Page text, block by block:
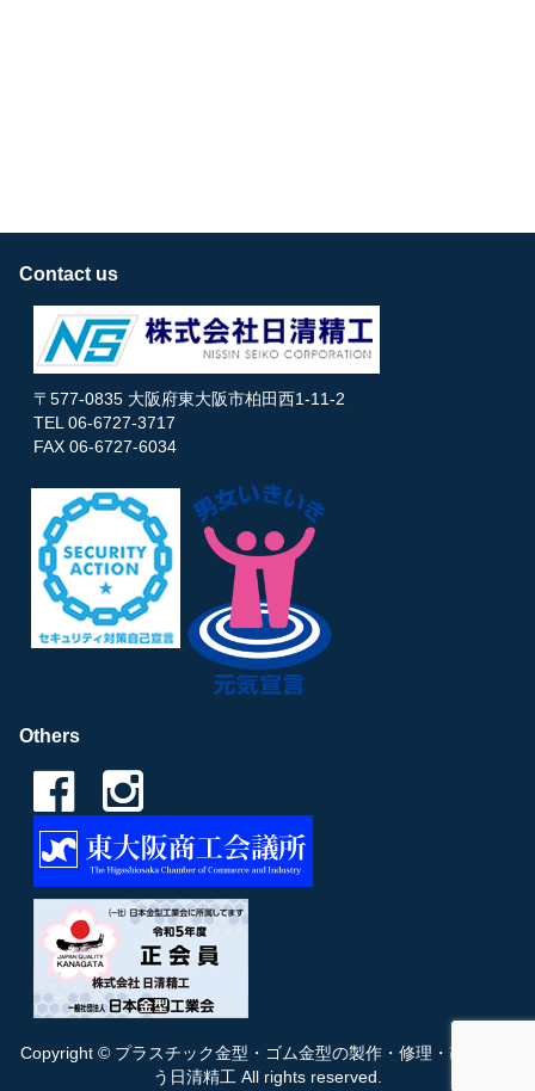
Contact us
〒577-0835 大阪府東大阪市柏田西1-11-2
TEL 06-6727-3717
FAX 06-6727-6034
Others
Copyright © プラスチック金型・ゴム金型の製作・修理・改造を行
う日清精工 All rights reserved.